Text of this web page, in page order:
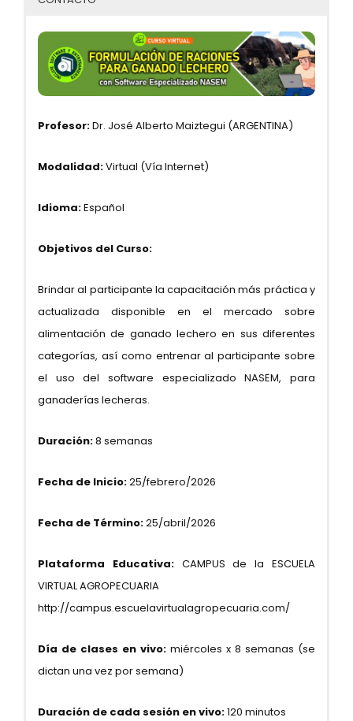
Profesor:Dr. José Alberto Maiztegui (ARGENTINA)
Modalidad:Virtual (Vía Internet)
Idioma:Español
Objetivos del Curso:
Brindar al participante la capacitación más práctica y
actualizada disponible en el mercado sobre
alimentación de ganado lechero en sus diferentes
categorías, así como entrenar al participante sobre
el uso del software especializado NASEM, para
ganaderías lecheras.
Duración:8 semanas
Fecha de Inicio:25/febrero/2026
Fecha de Término:25/abril/2026
Plataforma Educativa:CAMPUS de la ESCUELA
VIRTUAL AGROPECUARIA
http://campus.escuelavirtualagropecuaria.com/
Día de clases en vivo: miércoles x 8 semanas (se
dictan una vez por semana)
Duración de cada sesión en vivo:120 minutos